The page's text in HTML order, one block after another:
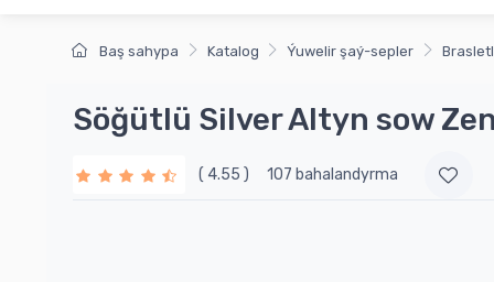
Baş sahypa Katalog Ýuwelir şaý-sepler
Söğütlü Silver Altyn sow
( 4.55 ) 107 bahalandyrma